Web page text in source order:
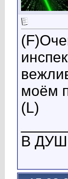
моём
(L)
В